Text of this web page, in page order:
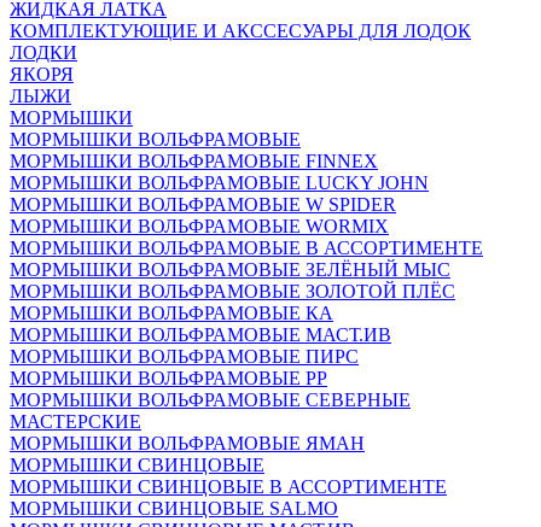
ЖИДКАЯ ЛАТКА
КОМПЛЕКТУЮЩИЕ И АКССЕСУАРЫ ДЛЯ ЛОДОК
ЛОДКИ
ЯКОРЯ
ЛЫЖИ
МОРМЫШКИ
МОРМЫШКИ ВОЛЬФРАМОВЫЕ
МОРМЫШКИ ВОЛЬФРАМОВЫЕ FINNEX
МОРМЫШКИ ВОЛЬФРАМОВЫЕ LUCKY JOHN
МОРМЫШКИ ВОЛЬФРАМОВЫЕ W SPIDER
МОРМЫШКИ ВОЛЬФРАМОВЫЕ WORMIX
МОРМЫШКИ ВОЛЬФРАМОВЫЕ В АССОРТИМЕНТЕ
МОРМЫШКИ ВОЛЬФРАМОВЫЕ ЗЕЛЁНЫЙ МЫС
МОРМЫШКИ ВОЛЬФРАМОВЫЕ ЗОЛОТОЙ ПЛЁС
МОРМЫШКИ ВОЛЬФРАМОВЫЕ КА
МОРМЫШКИ ВОЛЬФРАМОВЫЕ МАСТ.ИВ
МОРМЫШКИ ВОЛЬФРАМОВЫЕ ПИРС
МОРМЫШКИ ВОЛЬФРАМОВЫЕ РР
МОРМЫШКИ ВОЛЬФРАМОВЫЕ СЕВЕРНЫЕ
МАСТЕРСКИЕ
МОРМЫШКИ ВОЛЬФРАМОВЫЕ ЯМАН
МОРМЫШКИ СВИНЦОВЫЕ
МОРМЫШКИ СВИНЦОВЫЕ В АССОРТИМЕНТЕ
МОРМЫШКИ СВИНЦОВЫЕ SALMO